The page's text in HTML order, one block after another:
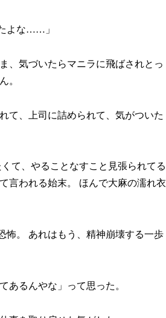
よな……」
、気づいたらマニラに飛ばされとっ
。
て、上司に詰められて、気がついた
て、やることなすこと見張られてる
言われる始末。 ほんで大麻の濡れ衣
怖。 あれはもう、精神崩壊する一歩
あるんやな」って思った。